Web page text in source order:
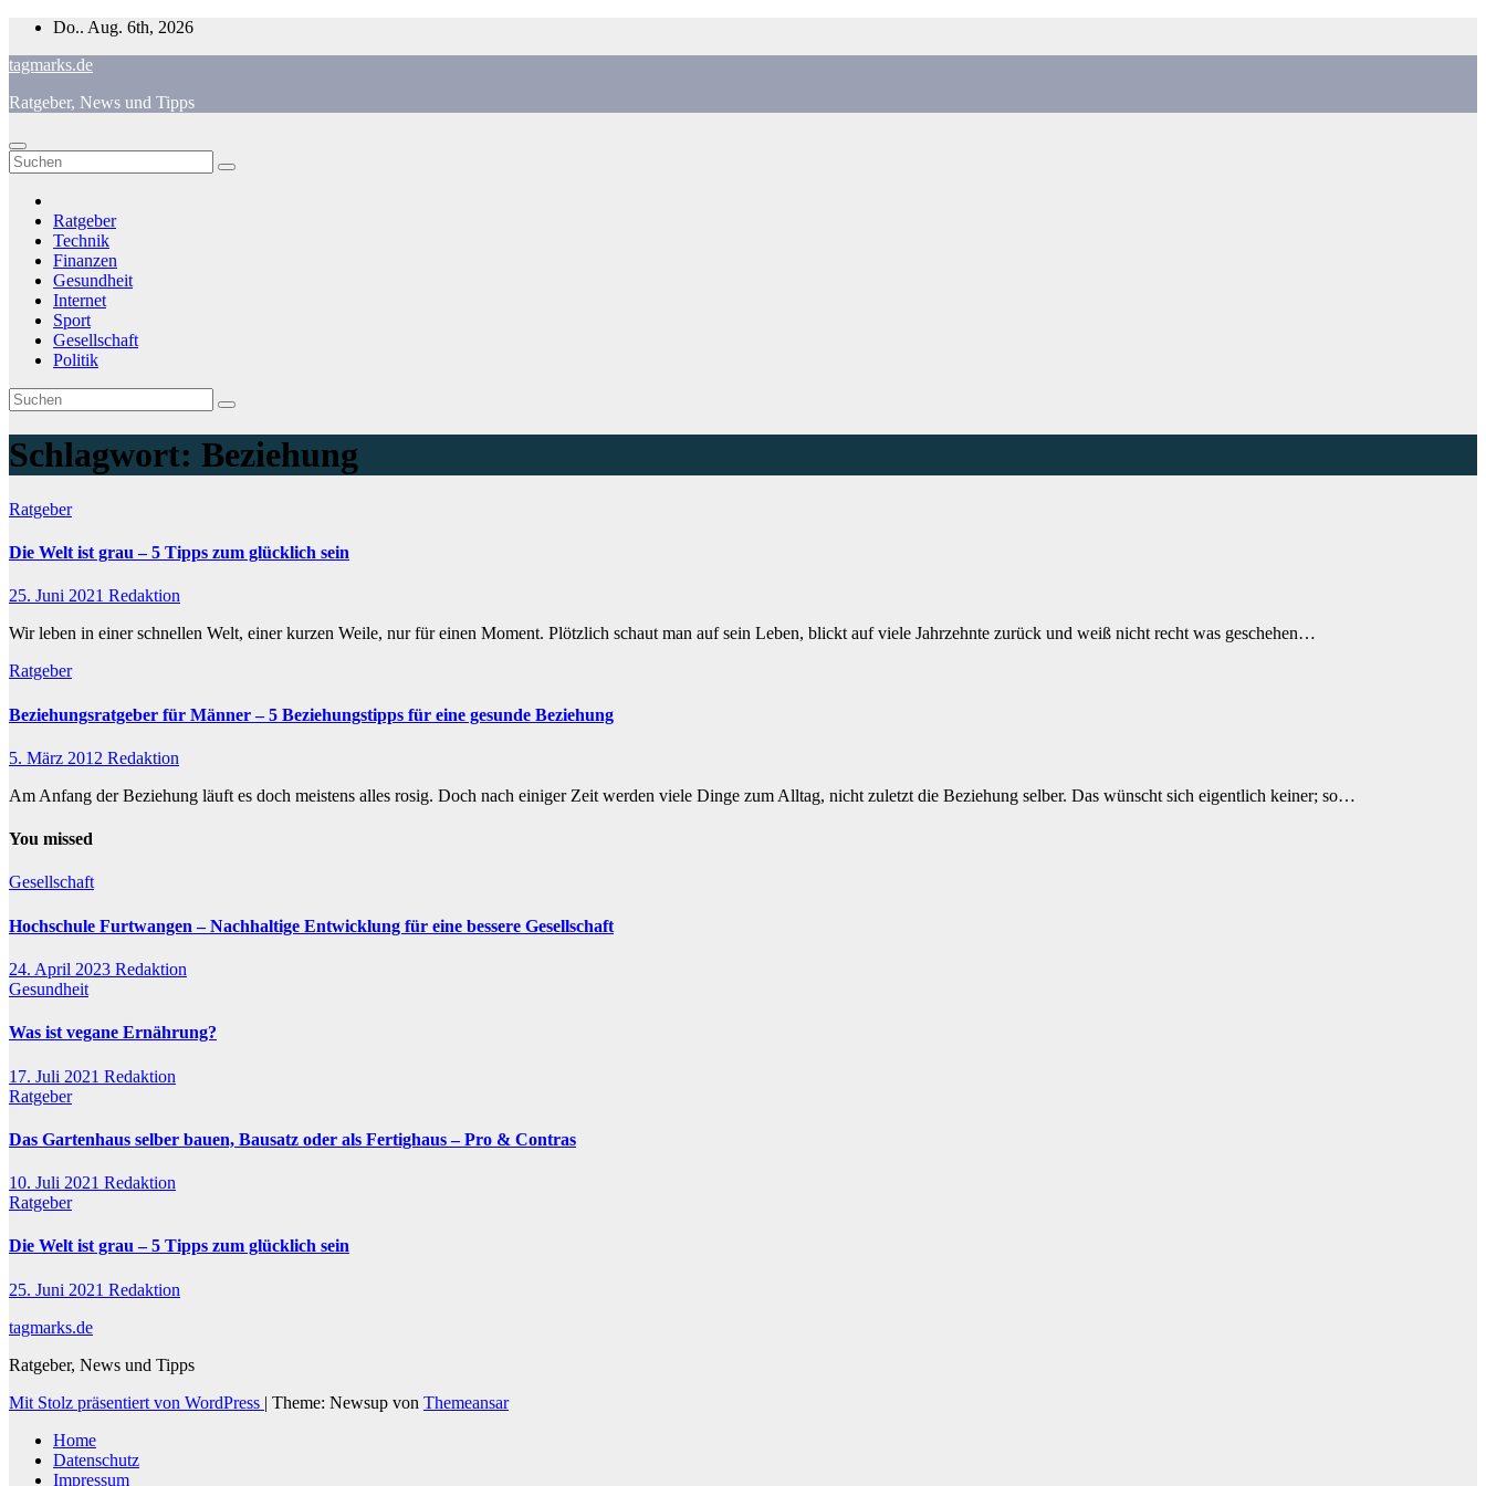
Zum
springen
Do.. Aug. 6th, 2026
tagmarks.de
Ratgeber, News und Tipps
Ratgeber
Technik
Finanzen
Gesundheit
Internet
Sport
Gesellschaft
Politik
Schlagwort: Beziehung
Ratgeber
Die Welt ist grau – 5 Tipps zum glücklich sein
25. Juni 2021 Redaktion
Wir leben in einer schnellen Welt, einer kurzen Weile, nur für einen Moment. Plötzlich schaut man auf sein Leben, blickt auf viele Jahrzehnte zurück und weiß nicht recht was geschehen…
Ratgeber
Beziehungsratgeber für Männer – 5 Beziehungstipps für eine gesunde Beziehung
5. März 2012 Redaktion
Am Anfang der Beziehung läuft es doch meistens alles rosig. Doch nach einiger Zeit werden viele Dinge zum Alltag, nicht zuletzt die Beziehung selber. Das wünscht sich eigentlich keiner; so…
You missed
Gesellschaft
Hochschule Furtwangen – Nachhaltige Entwicklung für eine bessere Gesellschaft
24. April 2023 Redaktion
Gesundheit
Was ist vegane Ernährung?
17. Juli 2021 Redaktion
Ratgeber
Das Gartenhaus selber bauen, Bausatz oder als Fertighaus – Pro & Contras
10. Juli 2021 Redaktion
Ratgeber
Die Welt ist grau – 5 Tipps zum glücklich sein
25. Juni 2021 Redaktion
tagmarks.de
Ratgeber, News und Tipps
Mit Stolz präsentiert von WordPress | Theme: Newsup von Themeansar
Home
Datenschutz
Impressum